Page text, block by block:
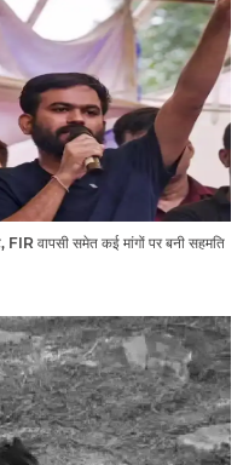
वापसी समेत कई मांगों पर बनी सहमति